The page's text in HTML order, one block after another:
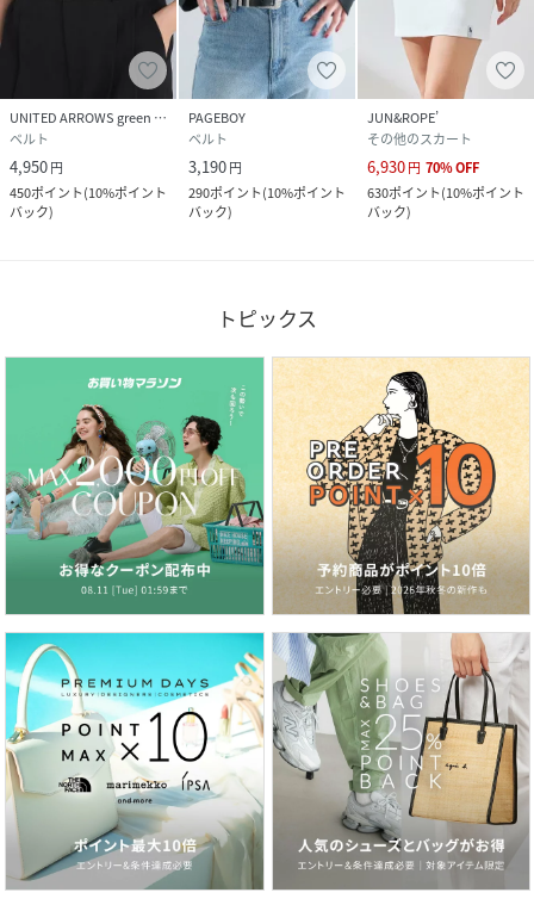
UNITED ARROWS green label relaxing
ベルト
4,950円
450ポイント(10%ポイント
バック)
PAGEBOY
ベルト
3,190円
290ポイント(10%ポイント
バック)
JUN&ROPE’
その他のスカート
6,930円 70%OFF
630ポイント(10%ポイント
バック)
トピックス